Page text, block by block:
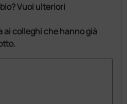
Vuoi ulteriori
ai colleghi che hanno già